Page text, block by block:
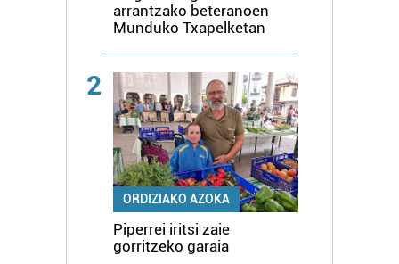
arrantzako beteranoen
Munduko Txapelketan
2
ORDIZIAKO AZOKA
Piperrei iritsi zaie
gorritzeko garaia